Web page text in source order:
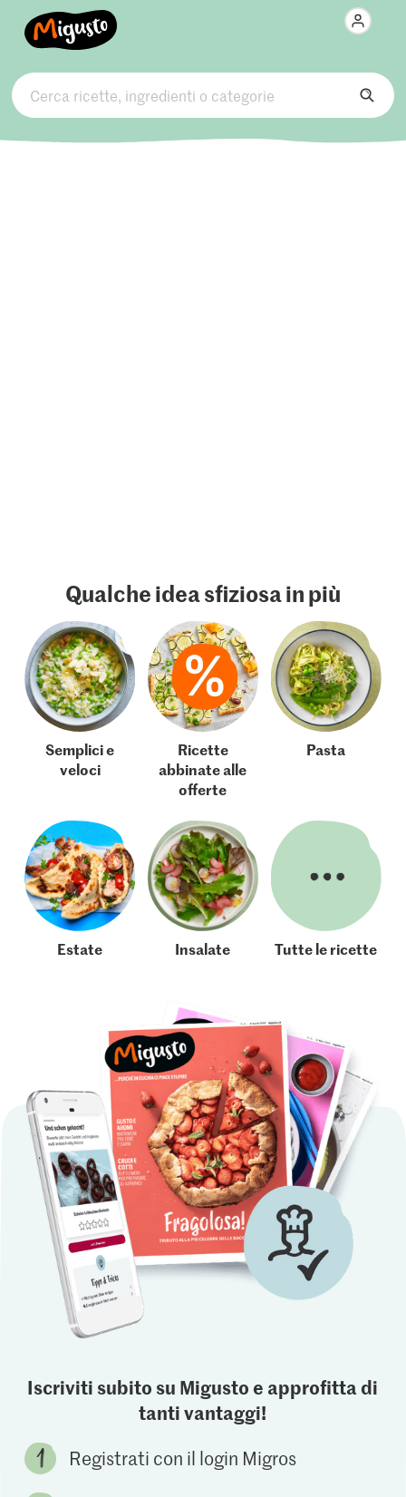
Qualche idea sfiziosa in più
Semplici e
veloci
Ricette
abbinate alle
offerte
Pasta
Estate Insalate Tutte le ricette
Iscriviti subito su Migusto e approfitta di
tanti vantaggi!
Registrati con il login Migros